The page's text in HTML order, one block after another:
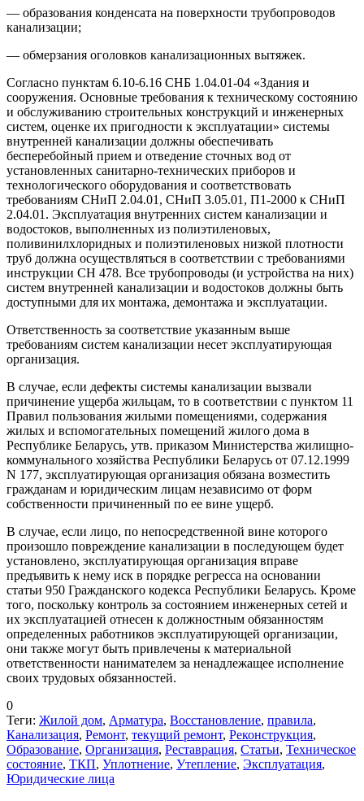
— образования конденсата на поверхности трубопроводов
канализации;
— обмерзания оголовков канализационных вытяжек.
Согласно пунктам 6.10-6.16 СНБ 1.04.01-04 «Здания и
сооружения. Основные требования к техническому состоянию
и обслуживанию строительных конструкций и инженерных
систем, оценке их пригодности к эксплуатации» системы
внутренней канализации должны обеспечивать
бесперебойный прием и отведение сточных вод от
установленных санитарно-технических приборов и
технологического оборудования и соответствовать
требованиям СНиП 2.04.01, СНиП 3.05.01, П1-2000 к СНиП
2.04.01. Эксплуатация внутренних систем канализации и
водостоков, выполненных из полиэтиленовых,
поливинилхлоридных и полиэтиленовых низкой плотности
труб должна осуществляться в соответствии с требованиями
инструкции СН 478. Все трубопроводы (и устройства на них)
систем внутренней канализации и водостоков должны быть
доступными для их монтажа, демонтажа и эксплуатации.
Ответственность за соответствие указанным выше
требованиям систем канализации несет эксплуатирующая
организация.
В случае, если дефекты системы канализации вызвали
причинение ущерба жильцам, то в соответствии с пунктом 11
Правил пользования жилыми помещениями, содержания
жилых и вспомогательных помещений жилого дома в
Республике Беларусь, утв. приказом Министерства жилищно-
коммунального хозяйства Республики Беларусь от 07.12.1999
N 177, эксплуатирующая организация обязана возместить
гражданам и юридическим лицам независимо от форм
собственности причиненный по ее вине ущерб.
В случае, если лицо, по непосредственной вине которого
произошло повреждение канализации в последующем будет
установлено, эксплуатирующая организация вправе
предъявить к нему иск в порядке регресса на основании
статьи 950 Гражданского кодекса Республики Беларусь. Кроме
того, поскольку контроль за состоянием инженерных сетей и
их эксплуатацией отнесен к должностным обязанностям
определенных работников эксплуатирующей организации,
они также могут быть привлечены к материальной
ответственности нанимателем за ненадлежащее исполнение
своих трудовых обязанностей.
0
Теги: Жилой дом, Арматура, Восстановление, правила,
Канализация, Ремонт, текущий ремонт, Реконструкция,
Образование, Организация, Реставрация, Статьи, Техническое
состояние, ТКП, Уплотнение, Утепление, Эксплуатация,
Юридические лица